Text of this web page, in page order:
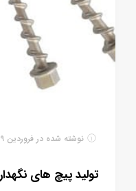
نوشته شده در فروردین ۲۹, ۱۴۰۱
تولید پیچ های